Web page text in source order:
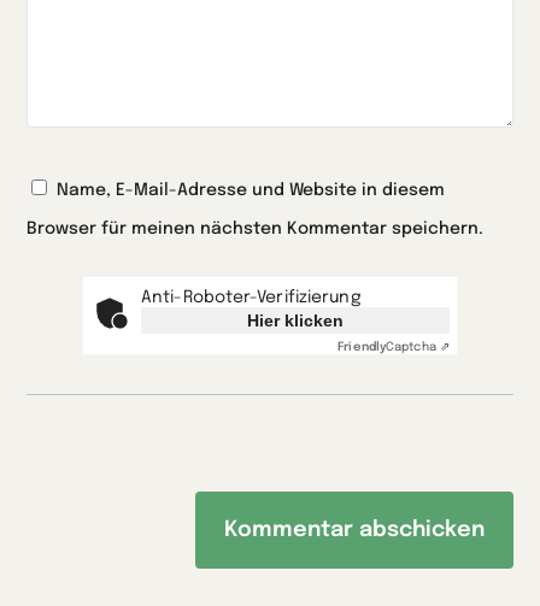
Name, E-Mail-Adresse und Website in diesem
Browser für meinen nächsten Kommentar speichern.
Anti-Roboter-Verifizierung
Hier klicken
FriendlyCaptcha ⇗